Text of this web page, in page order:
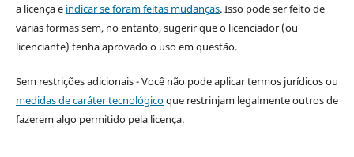
a licença e indicar se foram feitas mudanças. Isso pode ser feito de
várias formas sem, no entanto, sugerir que o licenciador (ou
licenciante) tenha aprovado o uso em questão.
Sem restrições adicionais - Você não pode aplicar termos jurídicos ou
medidas de caráter tecnológicoque restrinjam legalmente outros de
fazerem algo permitido pela licença.